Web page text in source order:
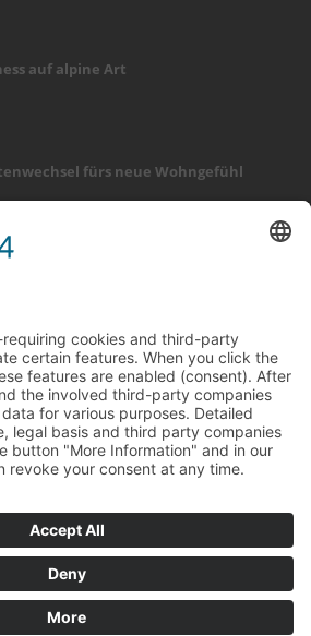
auf alpine Art
fürs neue Wohngefühl
keller feuer
rund ums haus
förderung
wellness
holz
fliesen
wintergarten
küche
Impressum